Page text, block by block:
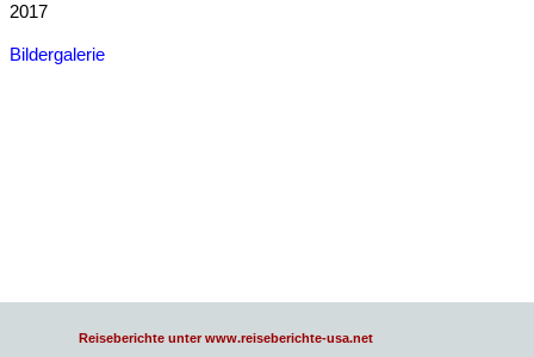
2017
Bildergalerie
Reiseberichte unter www.reiseberichte-usa.net